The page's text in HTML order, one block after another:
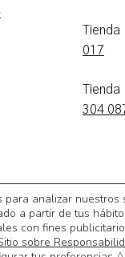
017
304
analizar
a partir de tus
con fines
sobre